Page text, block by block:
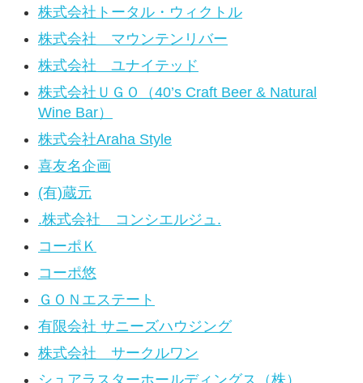
株式会社トータル・ウィクトル
株式会社 マウンテンリバー
株式会社 ユナイテッド
株式会社ＵＧＯ（40’s Craft Beer & Natural
Wine Bar）
株式会社Araha Style
喜友名企画
(有)蔵元
.株式会社 コンシエルジュ.
コーポＫ
コーポ悠
ＧＯＮエステート
有限会社 サニーズハウジング
株式会社 サークルワン
シュアラスターホールディングス（株）